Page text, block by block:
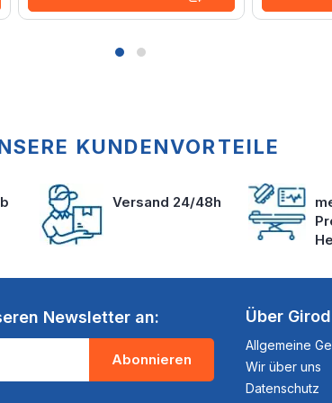
KUNDENVORTEILE
Versand 24/48h
Newsletter an:
Abonnieren
Über
Allgemeine
Wir über uns
Datenschutz